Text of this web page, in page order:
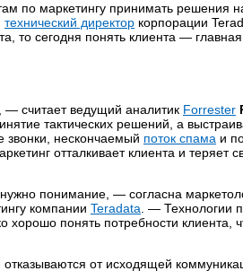
по маркетингу принимать решения
технический директор корпорации
то сегодня понять клиента —
— считает ведущий аналитик Forrester
тактических решений, а
нескончаемый поток спама и
отталкивает клиента и теряет
понимание, — согласна
компании Teradata . — Технологии
хорошо понять потребности клиента,
от исходящей